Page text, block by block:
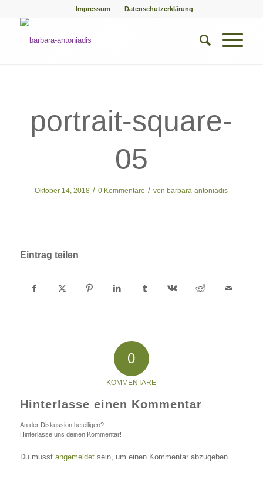
Impressum Datenschutzerklärung
portrait-square-
05
Oktober 14, 2018 / 0 Kommentare / von barbara-antoniadis
Eintrag teilen
0
KOMMENTARE
Hinterlasse einen Kommentar
An der Diskussion beteiligen?
Hinterlasse uns deinen Kommentar!
Du musst angemeldetsein, um einen Kommentar abzugeben.